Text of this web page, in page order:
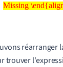
Missing
Missing
réarranger
trouver